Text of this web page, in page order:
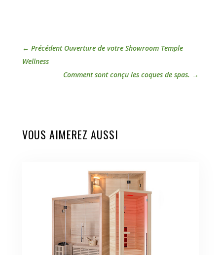
← Précédent Ouverture de votre Showroom Temple
Wellness
Comment sont conçu les coques de spas. →
VOUS AIMEREZ AUSSI